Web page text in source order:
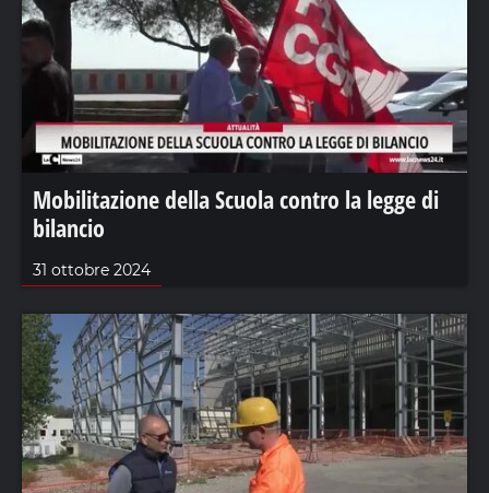
Mobilitazione della Scuola contro la legge di
bilancio
31 ottobre 2024